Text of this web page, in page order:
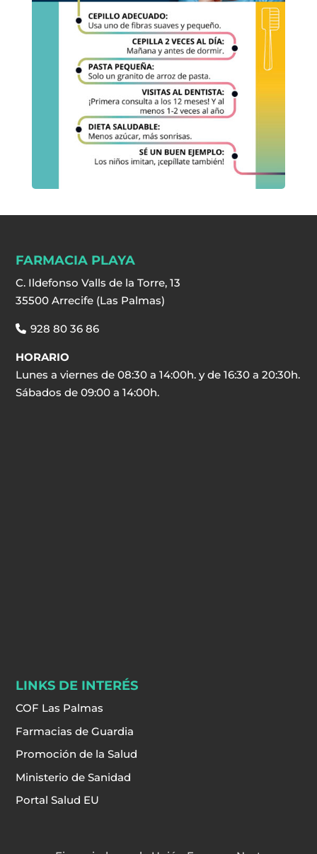
FARMACIA PLAYA
C. Ildefonso Valls de la Torre, 13
35500 Arrecife (Las Palmas)
928 80 36 86
HORARIO
Lunes a viernes de 08:30 a 14:00h. y de 16:30 a 20:30h.
Sábados de 09:00 a 14:00h.
LINKS DE INTERÉS
COF Las Palmas
Farmacias de Guardia
Promoción de la Salud
Ministerio de Sanidad
Portal Salud EU